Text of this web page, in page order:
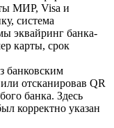
МИР, Visa и
система
эквайринг банка-
карты, срок
банковским
отсканировав QR
банка. Здесь
корректно указан